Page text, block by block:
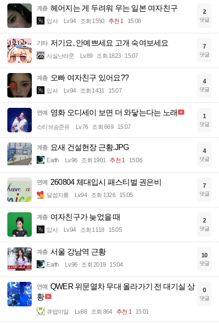
계층 헤어지는 게 두려워 우는 일본 여자친구
입사 Lv.94 조회 1550 추천 1 15:08
2
댓글
기타 저기요, 안예쁘세요 고개 숙여보세요
사실난라쿤 Lv.89 조회 1823 15:07
7
댓글
계층 오빠 여자친구 있어요??
입사 Lv.94 조회 1431 15:07
4
댓글
연예 영화 오디세이 보면 더 와닿는다는 노래
스티브승준유 Lv.76 조회 669 15:07
1
댓글
계층 요새 건설현장 근황.JPG
Earth Lv.96 조회 1901 추천 1 15:06
4
댓글
연예 260804 체대입시 패스티벌 권은비
달섭지롱 Lv.94 조회 1326 15:05
7
댓글
계층 여자친구가 늦었을 때
입사 Lv.94 조회 1118 15:05
2
댓글
계층 서울 강남역 근황
Earth Lv.96 조회 2019 15:04
10
댓글
연예
QWER 위문열차 무대 올라가기 전 대기실 상
황
큐땁이알 Lv.88 조회 864 추천 1 15:01
0
댓글